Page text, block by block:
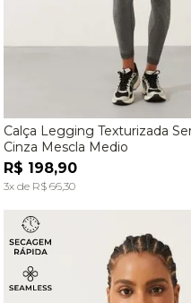
P
Calça Legging Texturizada
Cinza Mescla Medio
R$ 198,90
3x de R$ 66,30